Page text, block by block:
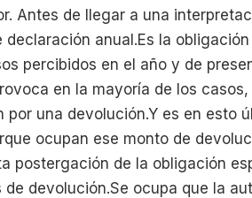
Antes de llegar a una
anual.Es la
percibidos en el año y de
en la mayoría de los
una devolución.Y es en esto
ocupan ese monto de
postergación de la obligación
devolución.Se ocupa que la